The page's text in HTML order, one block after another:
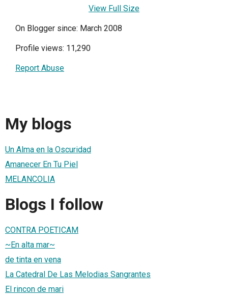
View Full Size
On Blogger since: March 2008
Profile views: 11,290
Report Abuse
My blogs
Un Alma en la Oscuridad
Amanecer En Tu Piel
MELANCOLIA
Blogs I follow
CONTRA POETICAM
~En alta mar~
de tinta en vena
La Catedral De Las Melodias Sangrantes
El rincon de mari